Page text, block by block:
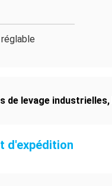
de levage industrielles,
d'expédition